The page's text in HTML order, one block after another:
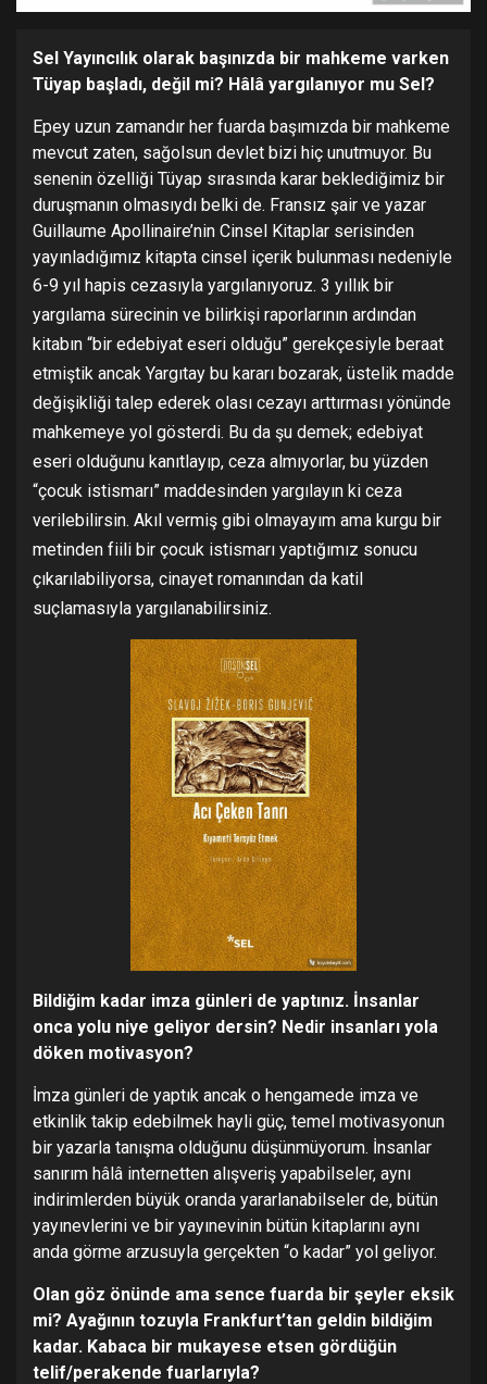
Sel Yayıncılık olarak başınızda bir mahkeme varken
Tüyap başladı, değil mi? Hâlâ yargılanıyor mu Sel?
Epey uzun zamandır her fuarda başımızda bir mahkeme
mevcut zaten, sağolsun devlet bizi hiç unutmuyor. Bu
senenin özelliği Tüyap sırasında karar beklediğimiz bir
duruşmanın olmasıydı belki de. Fransız şair ve yazar
Guillaume Apollinaire’nin Cinsel Kitaplar serisinden
yayınladığımız kitapta cinsel içerik bulunması nedeniyle
6-9 yıl hapis cezasıyla yargılanıyoruz. 3 yıllık bir
yargılama sürecinin ve bilirkişi raporlarının ardından
kitabın “bir edebiyat eseri olduğu” gerekçesiyle beraat
etmiştik ancak Yargıtay bu kararı bozarak, üstelik madde
değişikliği talep ederek olası cezayı arttırması yönünde
mahkemeye yol gösterdi. Bu da şu demek; edebiyat
eseri olduğunu kanıtlayıp, ceza almıyorlar, bu yüzden
“çocuk istismarı” maddesinden yargılayın ki ceza
verilebilirsin. Akıl vermiş gibi olmayayım ama kurgu bir
metinden fiili bir çocuk istismarı yaptığımız sonucu
çıkarılabiliyorsa, cinayet romanından da katil
suçlamasıyla yargılanabilirsiniz.
Bildiğim kadar imza günleri de yaptınız. İnsanlar
onca yolu niye geliyor dersin? Nedir insanları yola
döken motivasyon?
İmza günleri de yaptık ancak o hengamede imza ve
etkinlik takip edebilmek hayli güç, temel motivasyonun
bir yazarla tanışma olduğunu düşünmüyorum. İnsanlar
sanırım hâlâ internetten alışveriş yapabilseler, aynı
indirimlerden büyük oranda yararlanabilseler de, bütün
yayınevlerini ve bir yayınevinin bütün kitaplarını aynı
anda görme arzusuyla gerçekten “o kadar” yol geliyor.
Olan göz önünde ama sence fuarda bir şeyler eksik
mi? Ayağının tozuyla Frankfurt’tan geldin bildiğim
kadar. Kabaca bir mukayese etsen gördüğün
telif/perakende fuarlarıyla?